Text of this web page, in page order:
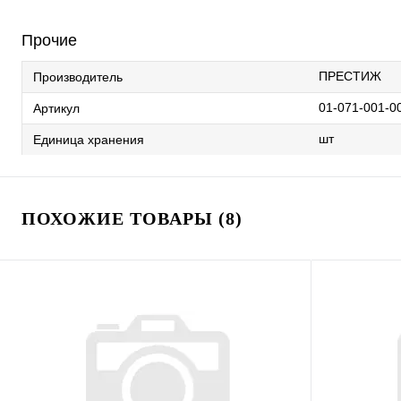
Прочие
Производитель ПРЕСТИЖ
Артикул 01-071-001-
Единица хранения шт
ПОХОЖИЕ ТОВАРЫ (8)